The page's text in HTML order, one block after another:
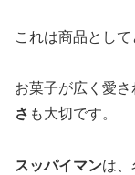
これは商品として
お菓子が広く愛さ
さ も大切です。
スッパイマンは、